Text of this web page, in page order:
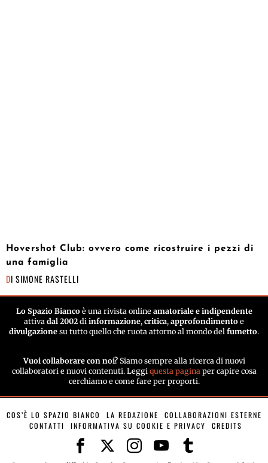
Hovershot Club: ovvero come ricostruire i pezzi di
una famiglia
DI SIMONE RASTELLI
Lo Spazio Biancoè una rivista online amatoriale e indipendente
attiva dal 2002 di informazione, critica, approfondimento e
divulgazione su tutto quello che ruota attorno al mondo del fumetto.
Vuoi collaborare con noi? Siamo sempre alla ricerca di nuovi
collaboratori e nuovi contenuti. Leggi questa paginaper capire cosa
cerchiamo e come fare per proporti.
COS’È LO SPAZIO BIANCO LA REDAZIONE
COLLABORAZIONI ESTERNE
CONTATTI
INFORMATIVA SU COOKIE E PRIVACY CREDITS